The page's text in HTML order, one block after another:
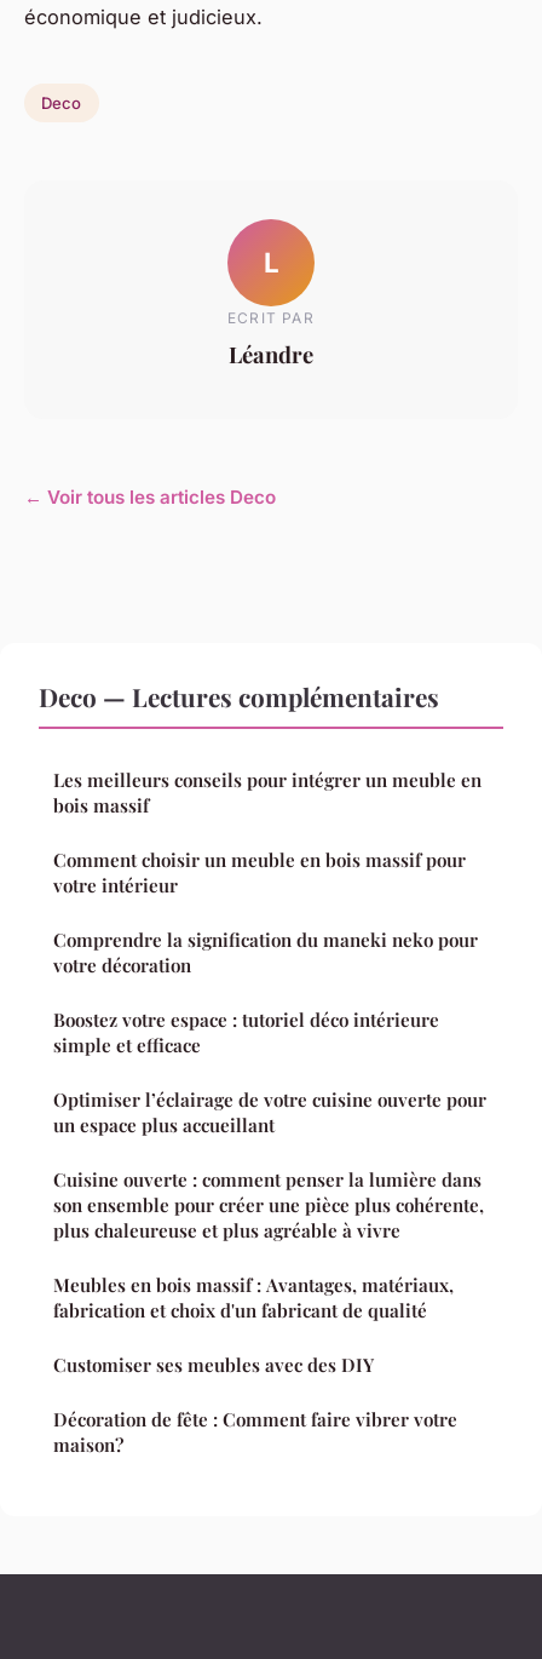
économique et judicieux.
Deco
L
ECRIT PAR
Léandre
← Voir tous les articles Deco
Deco — Lectures complémentaires
Les meilleurs conseils pour intégrer un meuble en
bois massif
Comment choisir un meuble en bois massif pour
votre intérieur
Comprendre la signification du maneki neko pour
votre décoration
Boostez votre espace : tutoriel déco intérieure
simple et efficace
Optimiser l’éclairage de votre cuisine ouverte pour
un espace plus accueillant
Cuisine ouverte : comment penser la lumière dans
son ensemble pour créer une pièce plus cohérente,
plus chaleureuse et plus agréable à vivre
Meubles en bois massif : Avantages, matériaux,
fabrication et choix d'un fabricant de qualité
Customiser ses meubles avec des DIY
Décoration de fête : Comment faire vibrer votre
maison?